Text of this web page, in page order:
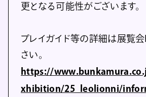
更となる可能性がございます。
プレイガイド等の詳細は展覧会
さい。
https://
xhibition/25_leolionni/